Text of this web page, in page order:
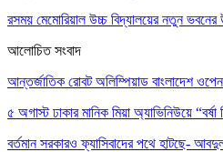
রসময় মেমোরিয়াল উচ্চ বিদ্যালয়ের নতুন ভবনের
আলোচিত সংবাদ
আন্তর্জাতিক রোবট অলিম্পিয়াড বাংলাদেশ
৫ অগাস্ট ঢাকার মানিক মিয়া অ্যাভিনিউয়ে
বর্তমান সরকারও ফ্যাসিবাদের পথে হাটছে-